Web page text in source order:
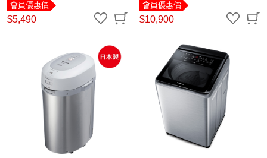
會員優惠價
$5,490
會員優惠價
$10,900